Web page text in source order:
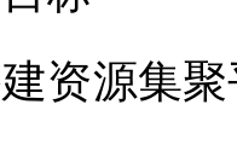
建资源集